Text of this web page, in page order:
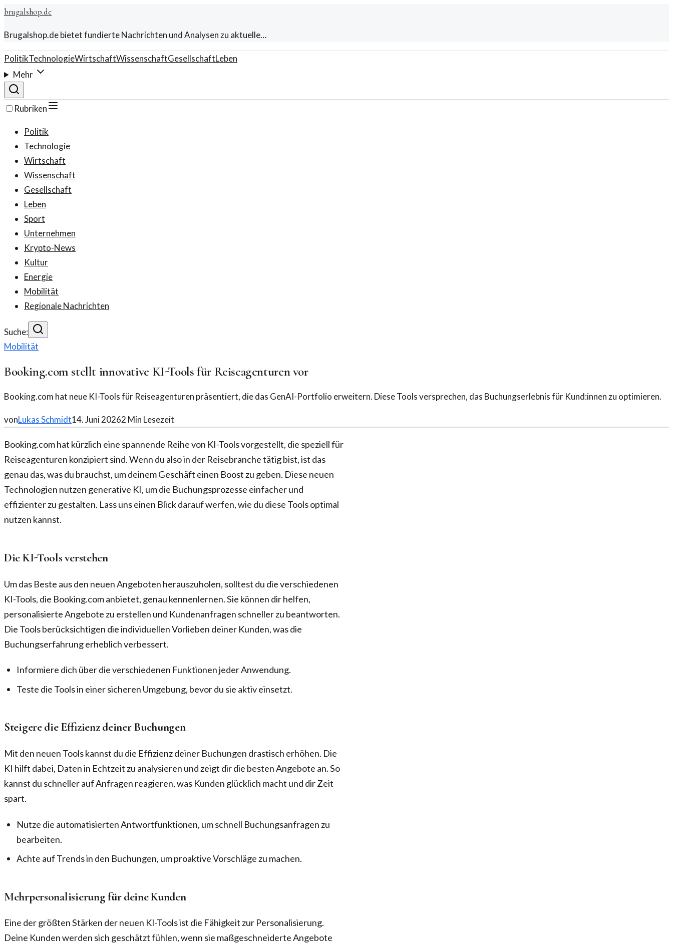
brugalshop.de
Brugalshop.de bietet fundierte Nachrichten und Analysen zu aktuelle…
PolitikTechnologieWirtschaftWissenschaftGesellschaftLeben
Mehr
Rubriken
Politik
Technologie
Wirtschaft
Wissenschaft
Gesellschaft
Leben
Sport
Unternehmen
Krypto-News
Kultur
Energie
Mobilität
Regionale Nachrichten
Suche:
Mobilität
Booking.com stellt innovative KI-Tools für Reiseagenturen vor
Booking.com hat neue KI-Tools für Reiseagenturen präsentiert, die das GenAI-Portfolio erweitern. Diese Tools versprechen, das Buchungserlebnis für Kund:innen zu optimieren.
vonLukas Schmidt14. Juni 20262 Min Lesezeit
Booking.com hat kürzlich eine spannende Reihe von KI-Tools vorgestellt, die speziell für
Reiseagenturen konzipiert sind. Wenn du also in der Reisebranche tätig bist, ist das
genau das, was du brauchst, um deinem Geschäft einen Boost zu geben. Diese neuen
Technologien nutzen generative KI, um die Buchungsprozesse einfacher und
effizienter zu gestalten. Lass uns einen Blick darauf werfen, wie du diese Tools optimal
nutzen kannst.
Die KI-Tools verstehen
Um das Beste aus den neuen Angeboten herauszuholen, solltest du die verschiedenen
KI-Tools, die Booking.com anbietet, genau kennenlernen. Sie können dir helfen,
personalisierte Angebote zu erstellen und Kundenanfragen schneller zu beantworten.
Die Tools berücksichtigen die individuellen Vorlieben deiner Kunden, was die
Buchungserfahrung erheblich verbessert.
Informiere dich über die verschiedenen Funktionen jeder Anwendung.
Teste die Tools in einer sicheren Umgebung, bevor du sie aktiv einsetzt.
Steigere die Effizienz deiner Buchungen
Mit den neuen Tools kannst du die Effizienz deiner Buchungen drastisch erhöhen. Die
KI hilft dabei, Daten in Echtzeit zu analysieren und zeigt dir die besten Angebote an. So
kannst du schneller auf Anfragen reagieren, was Kunden glücklich macht und dir Zeit
spart.
Nutze die automatisierten Antwortfunktionen, um schnell Buchungsanfragen zu
bearbeiten.
Achte auf Trends in den Buchungen, um proaktive Vorschläge zu machen.
Mehrpersonalisierung für deine Kunden
Eine der größten Stärken der neuen KI-Tools ist die Fähigkeit zur Personalisierung.
Deine Kunden werden sich geschätzt fühlen, wenn sie maßgeschneiderte Angebote